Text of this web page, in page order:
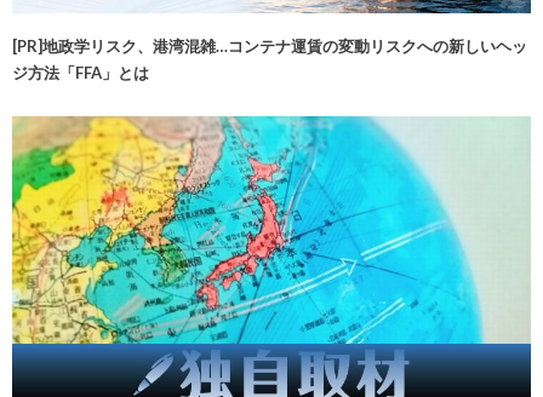
[PR]地政学リスク、港湾混雑…コンテナ運賃の変動リスクへの新しいヘッ
ジ方法「FFA」とは